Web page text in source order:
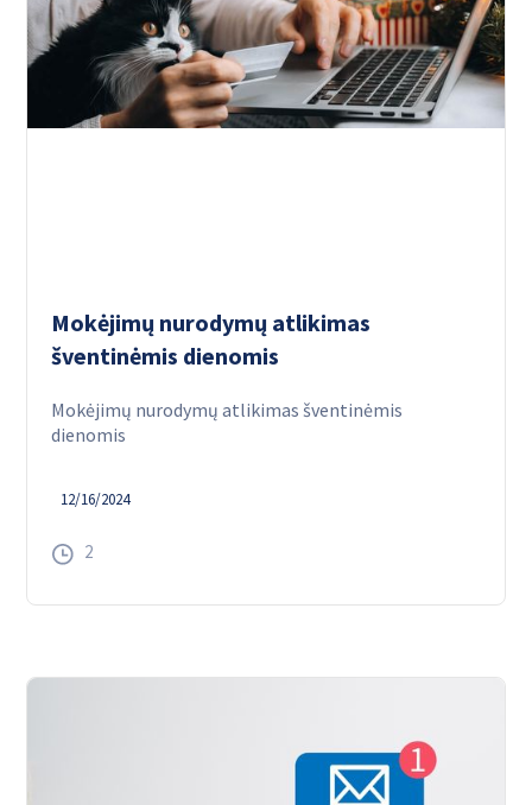
Mokėjimų nurodymų atlikimas
šventinėmis dienomis
Mokėjimų nurodymų atlikimas šventinėmis
dienomis
12/16/2024
2